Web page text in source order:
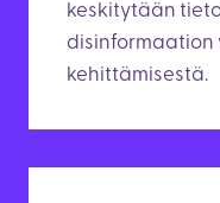
keskitytään
disinformaation
kehittämisestä.